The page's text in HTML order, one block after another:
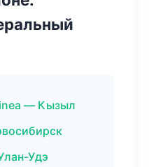
— Кызыл
Удэ